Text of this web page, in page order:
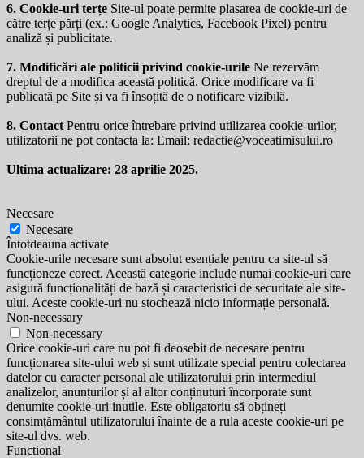
6. Cookie-uri terțe Site-ul poate permite plasarea de cookie-uri de
către terțe părți (ex.: Google Analytics, Facebook Pixel) pentru
analiză și publicitate.
7. Modificări ale politicii privind cookie-urile Ne rezervăm
dreptul de a modifica această politică. Orice modificare va fi
publicată pe Site și va fi însoțită de o notificare vizibilă.
8. Contact Pentru orice întrebare privind utilizarea cookie-urilor,
utilizatorii ne pot contacta la: Email: redactie@voceatimisului.ro
Ultima actualizare: 28 aprilie 2025.
Necesare
Necesare
Întotdeauna activate
Cookie-urile necesare sunt absolut esențiale pentru ca site-ul să
funcționeze corect. Această categorie include numai cookie-uri care
asigură funcționalități de bază și caracteristici de securitate ale site-
ului. Aceste cookie-uri nu stochează nicio informație personală.
Non-necessary
Non-necessary
Orice cookie-uri care nu pot fi deosebit de necesare pentru
funcționarea site-ului web și sunt utilizate special pentru colectarea
datelor cu caracter personal ale utilizatorului prin intermediul
analizelor, anunțurilor și al altor conținuturi încorporate sunt
denumite cookie-uri inutile. Este obligatoriu să obțineți
consimțământul utilizatorului înainte de a rula aceste cookie-uri pe
site-ul dvs. web.
Functional